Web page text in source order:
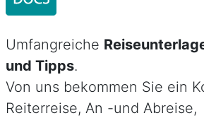
Umfangreiche
und Tipps.
Von uns bekommen Sie ein
Reiterreise, An -und Abreise,